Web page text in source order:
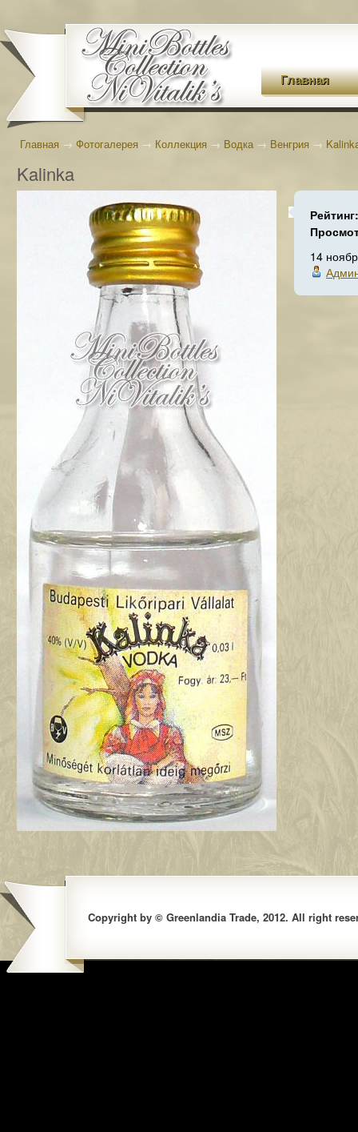
Главная
Главная → Фотогалерея → Коллекция → Водка→ Венгрия →
Kalinka
14
Copyright by © Greenlandia Trade, 2012. All right